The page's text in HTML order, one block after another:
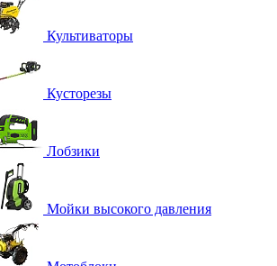
Культиваторы
Кусторезы
Лобзики
Мойки высокого давления